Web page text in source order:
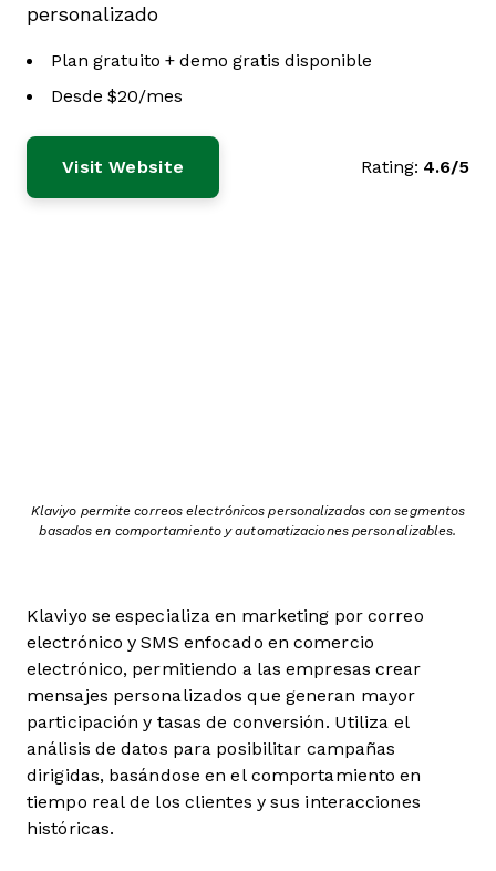
personalizado
Plan gratuito + demo gratis disponible
Desde $20/mes
Visit Website Rating: 4.6/5
Klaviyo permite correos electrónicos personalizados con segmentos
basados en comportamiento y automatizaciones personalizables.
Klaviyo se especializa en marketing por correo
electrónico y SMS enfocado en comercio
electrónico, permitiendo a las empresas crear
mensajes personalizados que generan mayor
participación y tasas de conversión. Utiliza el
análisis de datos para posibilitar campañas
dirigidas, basándose en el comportamiento en
tiempo real de los clientes y sus interacciones
históricas.